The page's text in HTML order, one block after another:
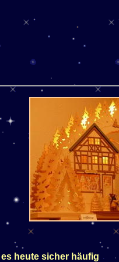
heute sicher häufig